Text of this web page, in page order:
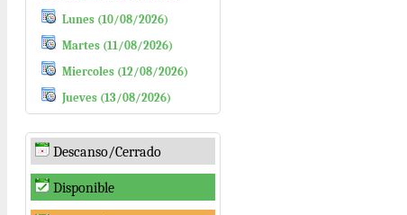
Lunes (10/08/2026)
Martes (11/08/2026)
Miercoles (12/08/2026)
Jueves (13/08/2026)
Descanso/Cerrado
Disponible